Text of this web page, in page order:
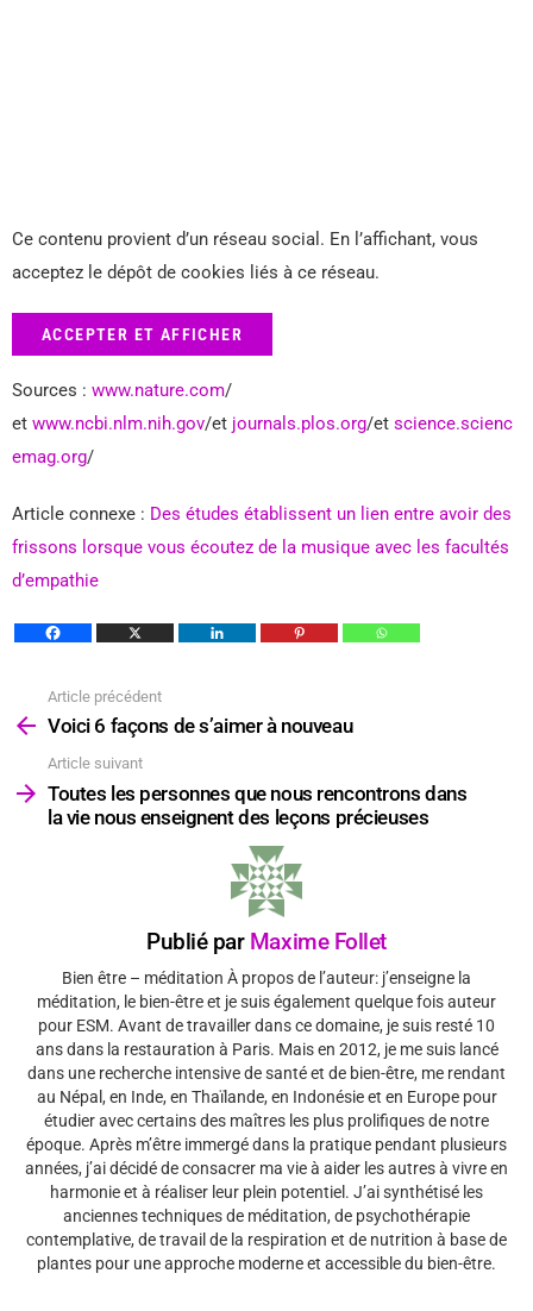
Ce contenu provient d’un réseau social. En l’affichant, vous
acceptez le dépôt de cookies liés à ce réseau.
ACCEPTER ET AFFICHER
Sources : www.nature.com/
et www.ncbi.nlm.nih.gov/et journals.plos.org/et science.scienc
emag.org/
Article connexe : Des études établissent un lien entre avoir des
frissons lorsque vous écoutez de la musique avec les facultés
d’empathie
plus
Article précédent
Voici 6 façons de s’aimer à nouveau
Article suivant
Toutes les personnes que nous rencontrons dans
la vie nous enseignent des leçons précieuses
Publié par Maxime Follet
Bien être – méditation À propos de l’auteur: j’enseigne la
méditation, le bien-être et je suis également quelque fois auteur
pour ESM. Avant de travailler dans ce domaine, je suis resté 10
ans dans la restauration à Paris. Mais en 2012, je me suis lancé
dans une recherche intensive de santé et de bien-être, me rendant
au Népal, en Inde, en Thaïlande, en Indonésie et en Europe pour
étudier avec certains des maîtres les plus prolifiques de notre
époque. Après m’être immergé dans la pratique pendant plusieurs
années, j’ai décidé de consacrer ma vie à aider les autres à vivre en
harmonie et à réaliser leur plein potentiel. J’ai synthétisé les
anciennes techniques de méditation, de psychothérapie
contemplative, de travail de la respiration et de nutrition à base de
plantes pour une approche moderne et accessible du bien-être.